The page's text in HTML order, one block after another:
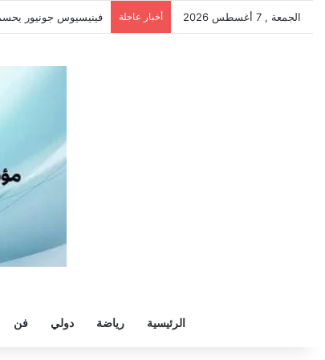
الجمعة , 7 أغسطس 2026 أخبار عاجلة سيلتيك يكثف
الرئيسية رياضة دولي فن